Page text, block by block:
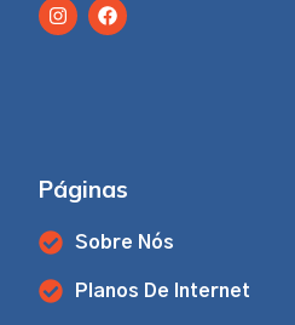
Páginas
Sobre Nós
Planos De Internet